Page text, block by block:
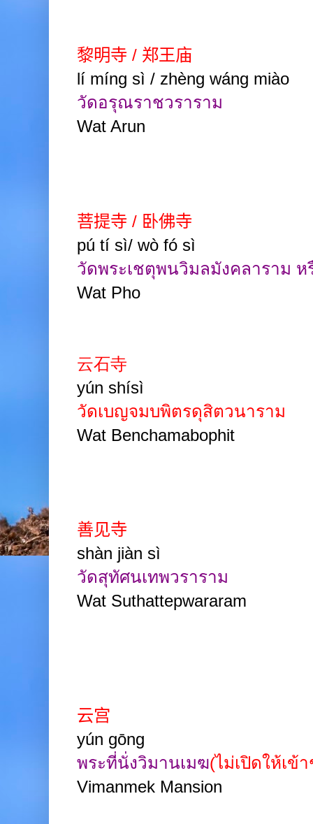
黎明寺 / 郑王庙
lí míng sì / zhèng wáng miào
วัดอรุณราชวราราม
Wat Arun
菩提寺 / 卧佛寺
pú tí sì/ wò fó sì
วัดพระเชตุพนวิมลมังคลาราม ห
Wat Pho
云石寺
yún shísì
วัดเบญจมบพิตรดุสิตวนาราม
Wat Benchamabophit
善见寺
shàn jiàn sì
วัดสุทัศนเทพวราราม
Wat Suthattepwararam
云宫
yún gōng
พระที่นั่งวิมานเมฆ(ไม่เปิดให้เข้
Vimanmek Mansion